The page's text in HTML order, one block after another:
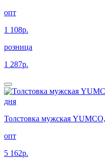
опт
1 108р.
розница
1 287р.
дня
Толстовка мужская
опт
5 162р.